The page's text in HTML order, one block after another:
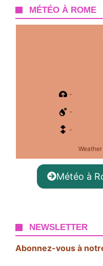
MÉTÉO À ROME
-
-
-
Weather
Météo à
NEWSLETTER
Abonnez-vous à